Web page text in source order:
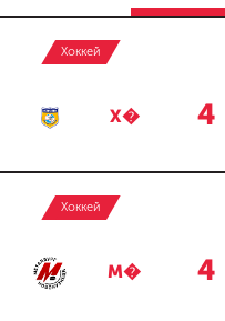
Хоккей
Х� 4
Хоккей
М� 4